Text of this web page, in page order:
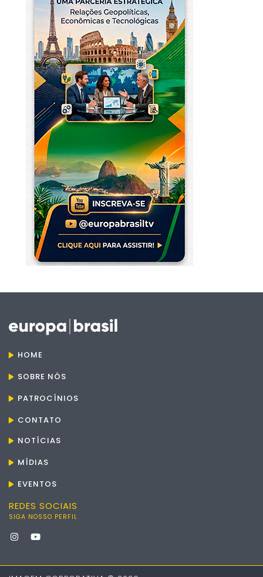
HOME
SOBRE NÓS
PATROCÍNIOS
CONTATO
NOTÍCIAS
MÍDIAS
EVENTOS
REDES SOCIAIS
SIGA NOSSO PERFIL